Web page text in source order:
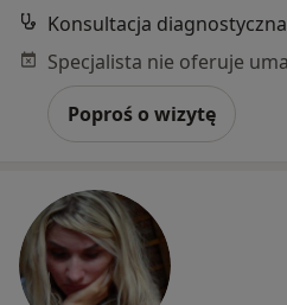
Konsultacja diagnostyczna
Poproś o wizytę